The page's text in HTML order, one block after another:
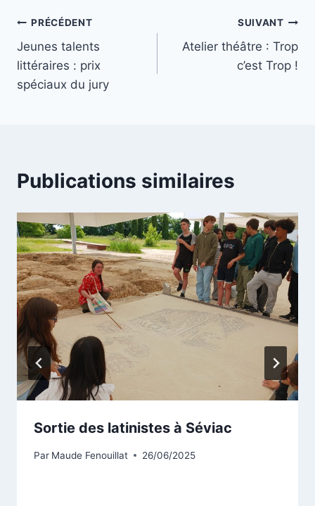
Navigation
de
l’article
PRÉCÉDENT
Jeunes talents
littéraires : prix
spéciaux du jury
SUIVANT
Atelier théâtre : Trop
c’est Trop !
Publications similaires
Sortie des latinistes à Séviac
Par Maude Fenouillat 26/06/2025